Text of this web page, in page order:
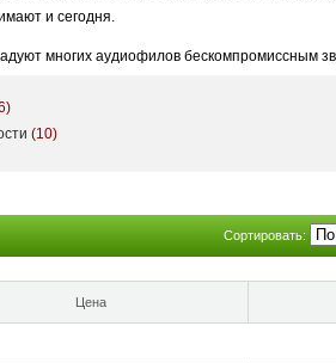
и сегодня.
многих аудиофилов бескомпромиссным
(10)
Сортировать:
Цена